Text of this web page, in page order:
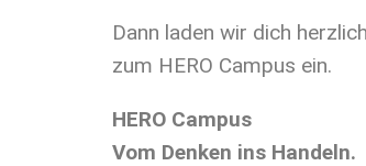
Dann laden wir dich
zum HERO Campus ein.
HERO Campus
Vom Denken ins Handeln.